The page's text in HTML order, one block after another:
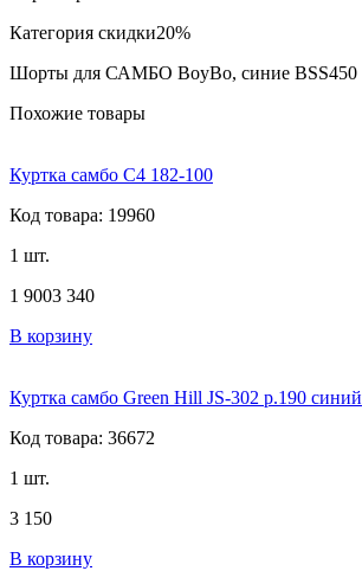
Категория скидки20%
Шорты для САМБО BoyBo, синие BSS450
Похожие товары
Куртка самбо С4 182-100
Код товара: 19960
1 шт.
1 9003 340
В корзину
Куртка самбо Green Hill JS-302 р.190 синий
Код товара: 36672
1 шт.
3 150
В корзину